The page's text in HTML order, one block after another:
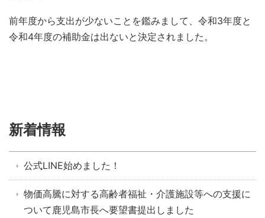
前年度から支出が少ないことを鑑みまして、令和3年度と
令和4年度の補助金は出ないと決定されました。
新着情報
公式LINE始めました！
物価高騰に対する高齢者福祉・介護施設等への支援に
ついて鹿児島市長へ要望書提出しました